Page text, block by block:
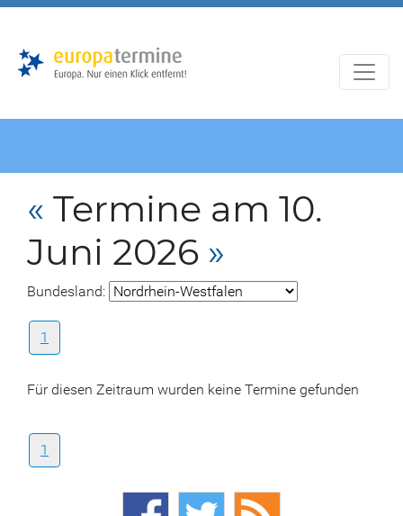
« Termine am 10.
Juni 2026 »
Bundesland:
1
Für diesen Zeitraum wurden keine Termine gefunden
1